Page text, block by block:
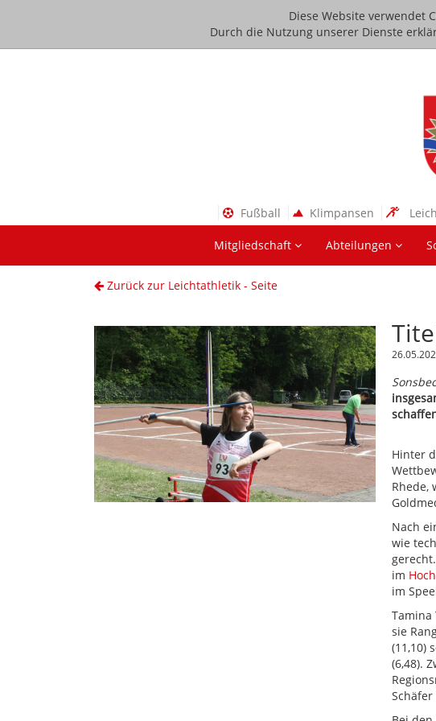
Diese Website verwendet
Durch die Nutzung unserer Dienste
Fußball Klimpansen
Mitgliedschaft Abteilungen
Zurück zur Leichtathletik - Seite
Hinter
Rhede,
Nach
wie
im
im
Tamina
sie
(11,10)
(6,48).